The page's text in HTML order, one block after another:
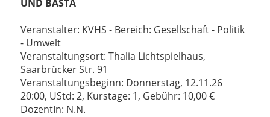
UND BASTA
Veranstalter: KVHS - Bereich: Gesellschaft - Politik
- Umwelt
Veranstaltungsort: Thalia Lichtspielhaus,
Saarbrücker Str. 91
Veranstaltungsbeginn: Donnerstag, 12.11.26
20:00, UStd: 2, Kurstage: 1, Gebühr: 10,00 €
DozentIn: N.N.